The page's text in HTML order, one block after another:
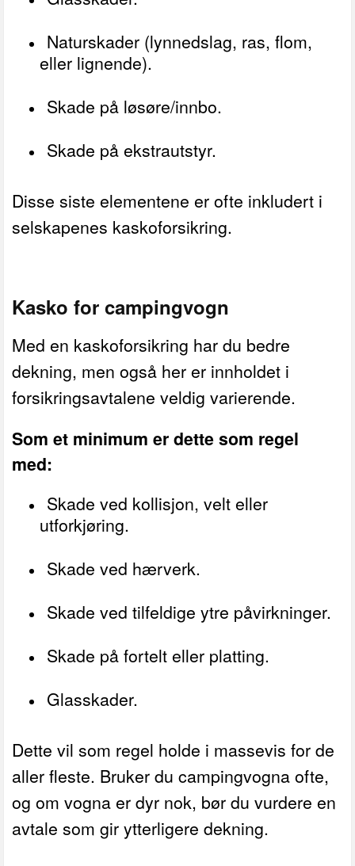
Naturskader (lynnedslag, ras, flom,
eller lignende).
Skade på løsøre/innbo.
Skade på ekstrautstyr.
Disse siste elementene er ofte inkludert i
selskapenes kaskoforsikring.
Kasko for campingvogn
Med en kaskoforsikring har du bedre
dekning, men også her er innholdet i
forsikringsavtalene veldig varierende.
Som et minimum er dette som regel
med:
Skade ved kollisjon, velt eller
utforkjøring.
Skade ved hærverk.
Skade ved tilfeldige ytre påvirkninger.
Skade på fortelt eller platting.
Glasskader.
Dette vil som regel holde i massevis for de
aller fleste. Bruker du campingvogna ofte,
og om vogna er dyr nok, bør du vurdere en
avtale som gir ytterligere dekning.